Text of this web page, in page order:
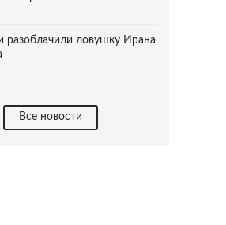
разоблачили ловушку Ирана
Все новости